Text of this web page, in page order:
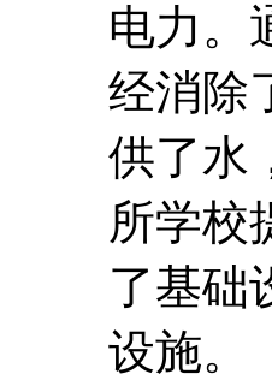
电力。
经消除
供了水
所学校
了基础
设施。